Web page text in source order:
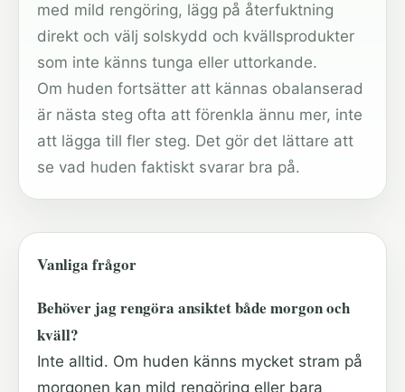
med mild rengöring, lägg på återfuktning
direkt och välj solskydd och kvällsprodukter
som inte känns tunga eller uttorkande.
Om huden fortsätter att kännas obalanserad
är nästa steg ofta att förenkla ännu mer, inte
att lägga till fler steg. Det gör det lättare att
se vad huden faktiskt svarar bra på.
Vanliga frågor
Behöver jag rengöra ansiktet både morgon och
kväll?
Inte alltid. Om huden känns mycket stram på
morgonen kan mild rengöring eller bara